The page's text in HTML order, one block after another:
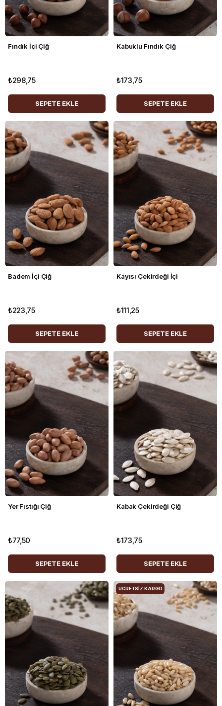
Fındık İçi Çiğ
₺298,75
SEPETE EKLE
Kabuklu Fındık Çiğ
₺173,75
SEPETE EKLE
Badem İçi Çiğ
₺223,75
SEPETE EKLE
Kayısı Çekirdeği İçi
₺111,25
SEPETE EKLE
Yer Fıstığı Çiğ
₺77,50
SEPETE EKLE
Kabak Çekirdeği Çiğ
₺173,75
SEPETE EKLE
ÜCRETSIZ KARGO